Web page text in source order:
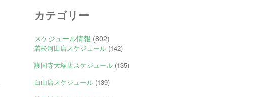
カテゴリー
スケジュール情報 (802)
若松河田店スケジュール (142)
護国寺大塚店スケジュール (135)
白山店スケジュール (139)